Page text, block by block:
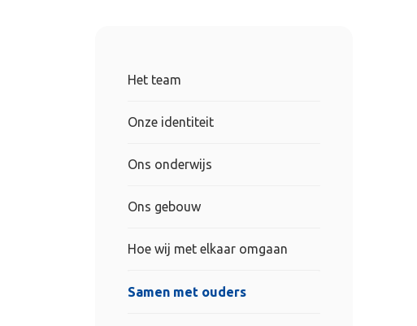
Het team
Onze identiteit
Ons onderwijs
Ons gebouw
Hoe wij met elkaar omgaan
Samen met ouders